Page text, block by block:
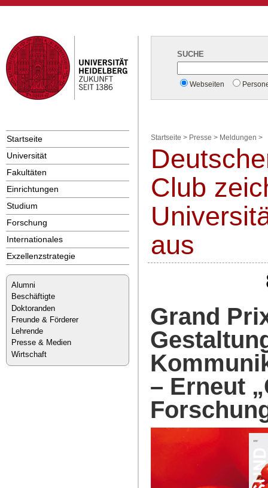
Startseite
Universität
Fakultäten
Einrichtungen
Studium
Forschung
Internationales
Exzellenzstrategie
Alumni
Beschäftigte
Doktoranden
Freunde & Förderer
Lehrende
Presse & Medien
Wirtschaft
SUCHE
Webseiten
Startseite > Presse > Meldungen >
Club
aus
Grand
– Erneut